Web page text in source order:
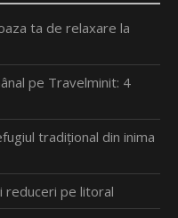
ta de relaxare la
pe Travelminit: 4
tradițional din inima
reduceri pe litoral